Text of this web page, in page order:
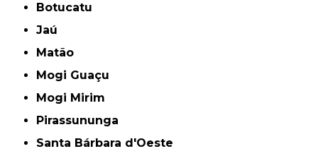
Botucatu
Jaú
Matão
Mogi Guaçu
Mogi Mirim
Pirassununga
Santa Bárbara d'Oeste